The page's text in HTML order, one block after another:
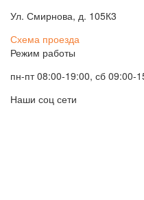
Ул. Смирнова, д. 105К3
Схема проезда
Режим работы
пн-пт 08:00-19:00, сб 09:00-
Наши соц сети